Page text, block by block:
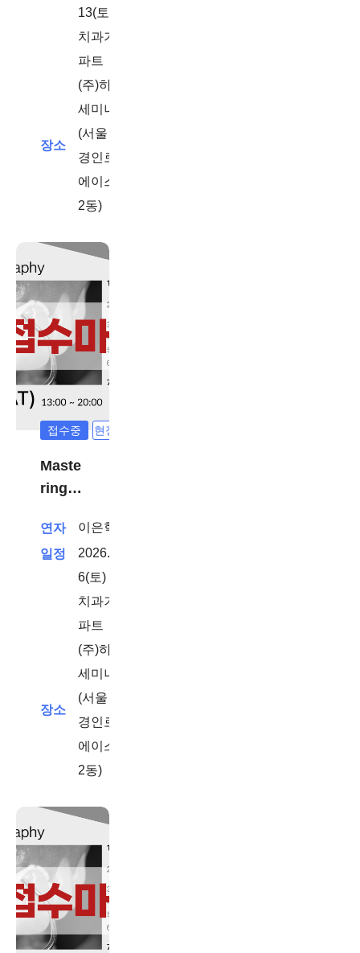
13(토) -
치과기공사
파트
장소
(주)하이덴탈코리아
세미나실 208호
(서울 영등포구
경인로775
에이스하이테크시티
2동)
접수중 현장강의
Maste
ring
Photo
graph
연자
이은혁
일정
2026. 6.
6(토) -
치과기공사
파트
장소
(주)하이덴탈코리아
세미나실 206호
(서울 영등포구
경인로775
에이스하이테크시티
2동)